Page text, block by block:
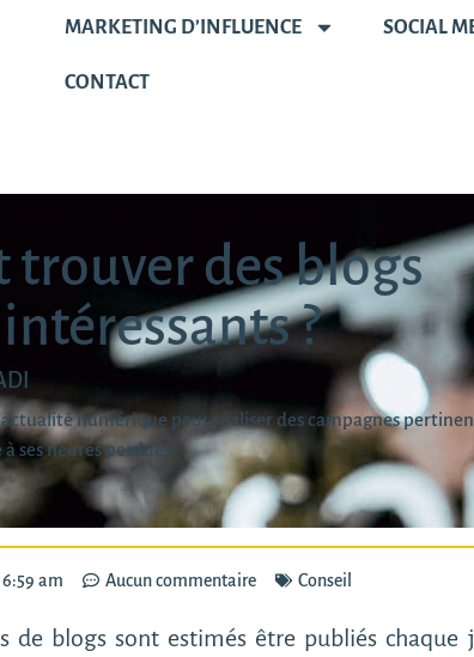
MARKETING D’INFLUENCE SOCIAL
CONTACT
trouver des blogs
?
numérique pour réaliser des campagnes
à ses heures perdues
6:59 am Aucun commentaire Conseil
de blogs sont estimés être publiés